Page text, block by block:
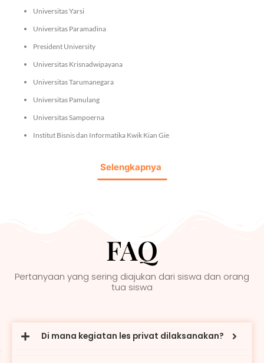
Universitas Yarsi
Universitas Paramadina
President University
Universitas Krisnadwipayana
Universitas Tarumanegara
Universitas Pamulang
Universitas Sampoerna
Institut Bisnis dan Informatika Kwik Kian Gie
Selengkapnya
FAQ
Pertanyaan yang sering diajukan dari siswa dan orang
tua siswa
Di mana kegiatan les privat dilaksanakan?